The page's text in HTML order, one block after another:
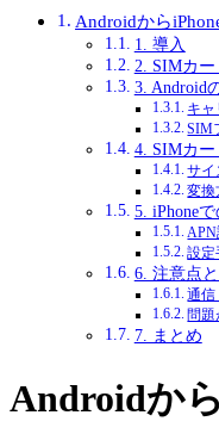
Androidから
1. 導入
2. SIMカ
3. Android
キ
SIM
4. SIMカ
サイ
変換
5. iPhone
APN
設定
6. 注意点
通信
問
7. まとめ
Androidか